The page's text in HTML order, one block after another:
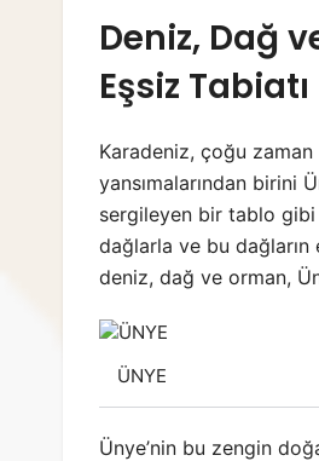
Deniz, Dağ
Eşsiz Tabiatı
Karadeniz, çoğu
yansımalarından birini
sergileyen bir tablo gibi
dağlarla ve bu
deniz, dağ ve orman,
ÜNYE
Ünye’nin bu zengin